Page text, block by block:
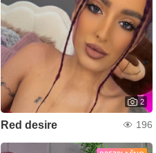
2
Red desire 196